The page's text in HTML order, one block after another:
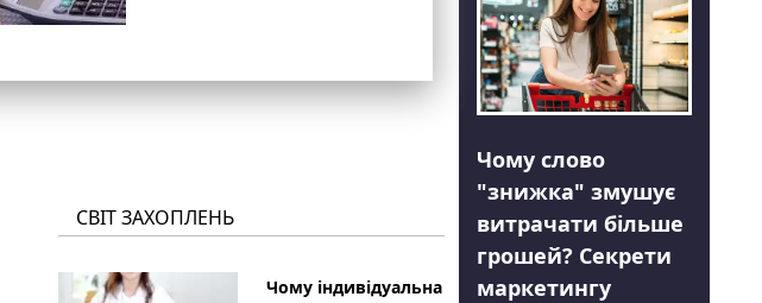
СВІТ ЗАХОПЛЕНЬ
Чому індивідуальна
Чому слово
"знижка" змушує
витрачати більше
грошей? Секрети
маркетингу